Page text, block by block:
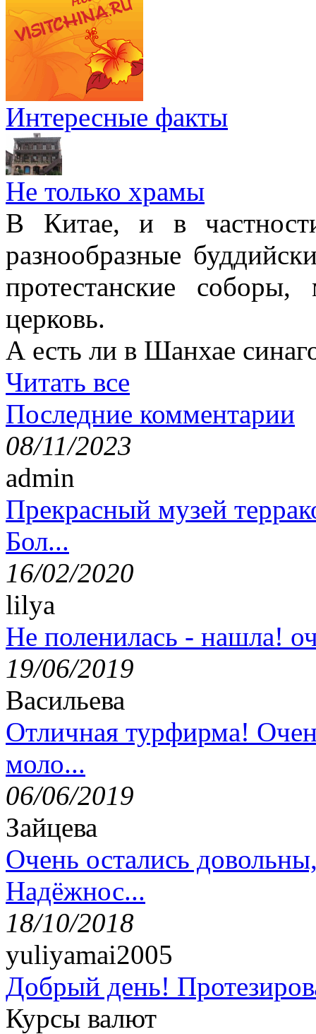
Интересные факты
Не только храмы
В Китае, и в
разнообразные
протестанские
церковь.
А есть ли в Шанхае
Читать все
Последние комментарии
08/11/2023
admin
Прекрасный музей
Бол...
16/02/2020
lilya
Не поленилась - нашла!
19/06/2019
Васильева
Отличная турфирма!
моло...
06/06/2019
Зайцева
Очень остались
Надёжнос...
18/10/2018
yuliyamai2005
Добрый день!
Курсы валют